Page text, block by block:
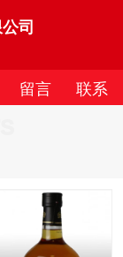
司
留言 联系